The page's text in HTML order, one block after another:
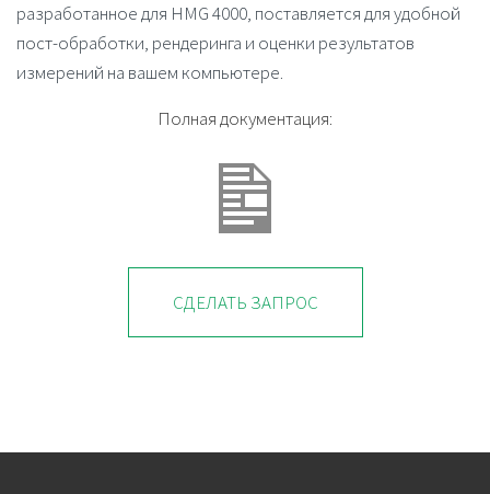
разработанное для HMG 4000, поставляется для удобной
пост-обработки, рендеринга и оценки результатов
измерений на вашем компьютере.
Полная документация:
СДЕЛАТЬ ЗАПРОС